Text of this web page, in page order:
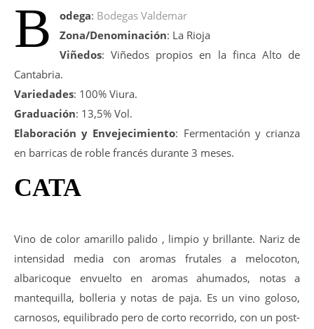
B odega: Bodegas Valdemar
Zona/Denominación: La Rioja
Viñedos: Viñedos propios en la finca Alto de
Cantabria.
Variedades: 100% Viura.
Graduación: 13,5% Vol.
Elaboración y Envejecimiento: Fermentación y crianza
en barricas de roble francés durante 3 meses.
CATA
Vino de color amarillo palido , limpio y brillante. Nariz de
intensidad media con aromas frutales a melocoton,
albaricoque envuelto en aromas ahumados, notas a
mantequilla, bolleria y notas de paja. Es un vino goloso,
carnosos, equilibrado pero de corto recorrido, con un post-